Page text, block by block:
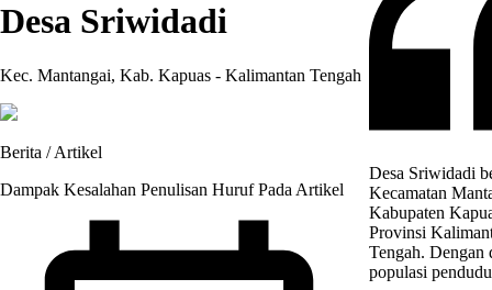
Desa Sriwidadi
Kec. Mantangai, Kab. Kapuas - Kalimantan Tengah
Berita / Artikel
Dampak Kesalahan Penulisan Huruf Pada Artikel
Desa Sriwidadi
Kecamatan
Kabupaten
Provinsi
Tengah. Dengan
populasi